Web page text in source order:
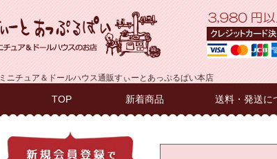
ミニチュア＆ドールハウス通販すぃーとあっぷるぱい本店
TOP 新着商品 送料・発送に